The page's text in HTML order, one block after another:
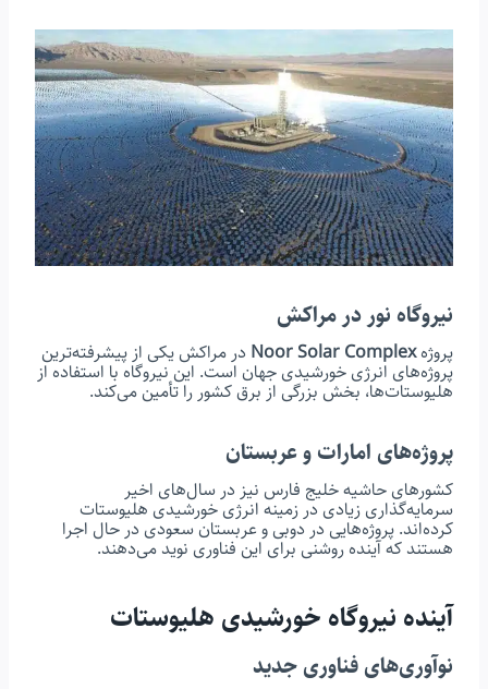
نیروگاه نور در مراکش
پروژهNoor Solar Complex در مراکش یکی از پیشرفته‌ترین
پروژه‌های انرژی خورشیدی جهان است. این نیروگاه با استفاده از
هلیوستات‌ها، بخش بزرگی از برق کشور را تأمین می‌کند.
پروژه‌های امارات و عربستان
کشورهای حاشیه خلیج فارس نیز در سال‌های اخیر
سرمایه‌گذاری زیادی در زمینه انرژی خورشیدی هلیوستات
کرده‌اند. پروژه‌هایی در دوبی و عربستان سعودی در حال اجرا
هستند که آینده روشنی برای این فناوری نوید می‌دهند.
آینده نیروگاه خورشیدی هلیوستات
نوآوری‌های فناوری جدید